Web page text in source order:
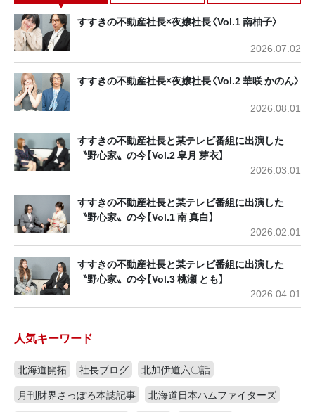
すすきの不動産社長×夜嬢社長〈Vol.1 南柚子〉
2026.07.02
すすきの不動産社長×夜嬢社長〈Vol.2 華咲 かのん〉
2026.08.01
すすきの不動産社長と某テレビ番組に出演した
〝野心家〟の今【Vol.2 皐月 芽衣】
2026.03.01
すすきの不動産社長と某テレビ番組に出演した
〝野心家〟の今【Vol.1 南 真白】
2026.02.01
すすきの不動産社長と某テレビ番組に出演した
〝野心家〟の今【Vol.3 桃瀬 とも】
2026.04.01
人気キーワード
北海道開拓 社長ブログ
北加伊道六〇話
月刊財界さっぽろ本誌記事
北海道日本ハムファイターズ